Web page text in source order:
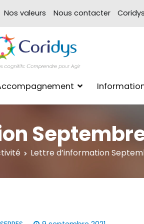
Nos valeurs Nous contacter
xpertise
Lettre d’information